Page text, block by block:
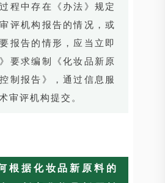
程中存在《办法》规定
评机构报告的情况，或
报告的情形，应当立即
要求编制《化妆品新原
制报告》，通过信息服
审评机构提交。
根据化妆品新原料的